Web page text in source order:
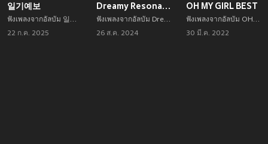
일기예보
ฟังเพลงจากอัลบัม 일기예보 เพลงใหม่จาก OH MY GIRL อัพเดทเพลงใหม่ล่าสุดก่อนใคร ตลอดปี 2021
22 ก.ค. 2025
Dreamy Resonance
ฟังเพลงจากอัลบัม Dreamy Resonance เพลงใหม่จาก OH MY GIRL อัพเดทเพลงใหม่ล่าสุดก่อนใคร ตลอดปี 2021
26 ส.ค. 2024
OH MY GIRL BEST
ฟังเพลงจากอัลบัม OH MY GIRL BEST เพลงใหม่จาก OH MY GIRL อัพเดทเพลงใหม่ล่าสุดก่อนใคร ตลอดปี 2021
30 มี.ค. 2022